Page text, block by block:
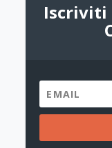
Iscriviti